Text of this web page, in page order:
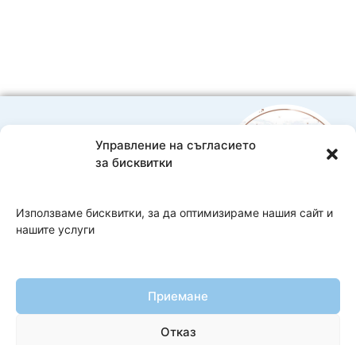
Управление на съгласието
за бисквитки
Използваме бисквитки, за да оптимизираме нашия сайт и
нашите услуги
Приемане
Отказ
0888593332
Bebelache@abv.bg
Общи условия